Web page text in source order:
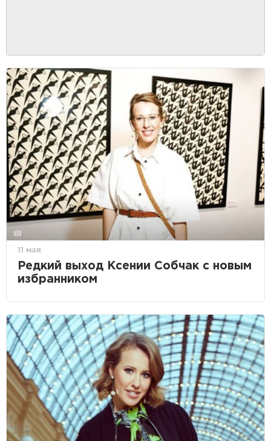
11 мая
Редкий выход Ксении Собчак с новым
избранником